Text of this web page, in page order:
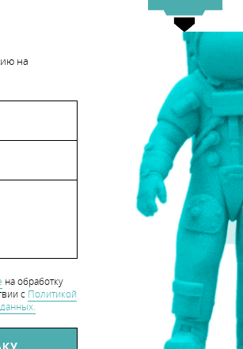
на
на обработку
с Политикой
могут рассекать модели, выбирая 3
импорта в другое программное